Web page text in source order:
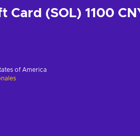
Card (SOL) 1100
of America